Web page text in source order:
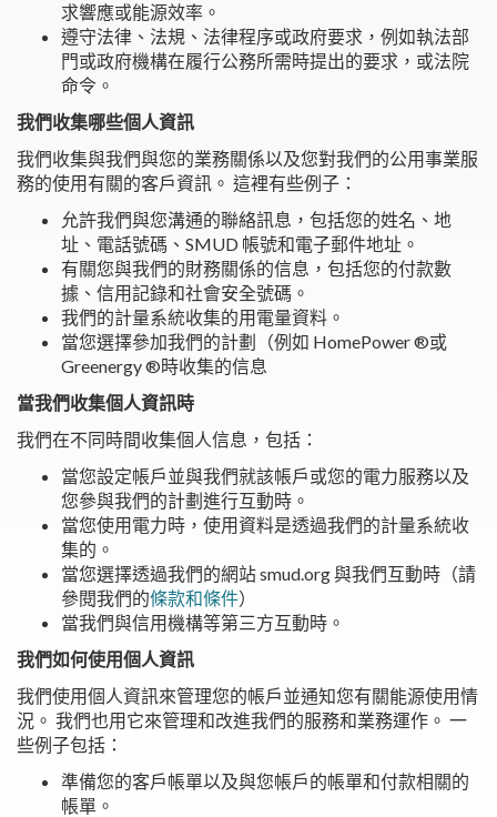
求響應或能源效率。
遵守法律、法規、法律程序或政府要求，例如執法部
門或政府機構在履行公務所需時提出的要求，或法院
命令。
我們收集哪些個人資訊
我們收集與我們與您的業務關係以及您對我們的公用事業服
務的使用有關的客戶資訊。 這裡有些例子：
允許我們與您溝通的聯絡訊息，包括您的姓名、地
址、電話號碼、SMUD 帳號和電子郵件地址。
有關您與我們的財務關係的信息，包括您的付款數
據、信用記錄和社會安全號碼。
我們的計量系統收集的用電量資料。
當您選擇參加我們的計劃（例如 HomePower ®或
Greenergy ®時收集的信息
當我們收集個人資訊時
我們在不同時間收集個人信息，包括：
當您設定帳戶並與我們就該帳戶或您的電力服務以及
您參與我們的計劃進行互動時。
當您使用電力時，使用資料是透過我們的計量系統收
集的。
當您選擇透過我們的網站 smud.org 與我們互動時（請
參閱我們的條款和條件）
當我們與信用機構等第三方互動時。
我們如何使用個人資訊
我們使用個人資訊來管理您的帳戶並通知您有關能源使用情
況。 我們也用它來管理和改進我們的服務和業務運作。 一
些例子包括：
準備您的客戶帳單以及與您帳戶的帳單和付款相關的
帳單。